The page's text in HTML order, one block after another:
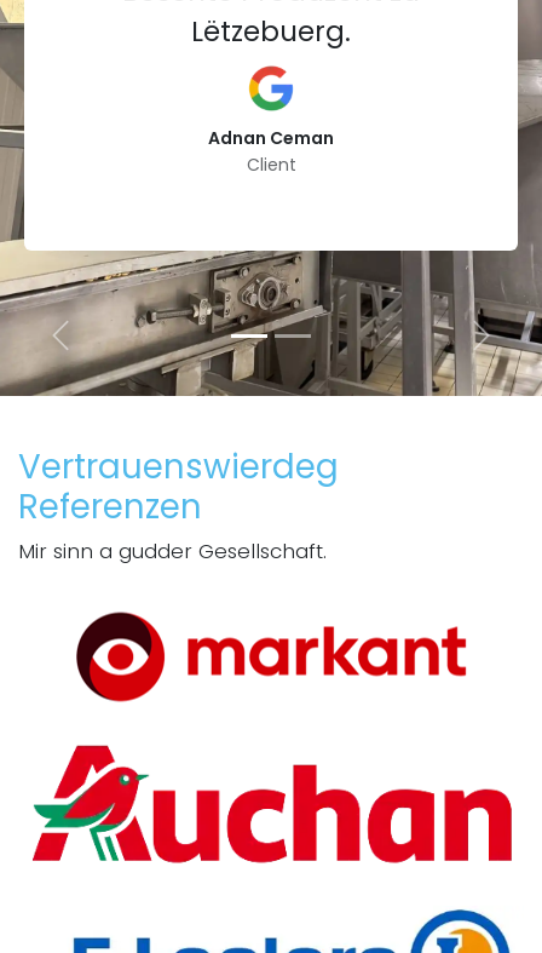
Lëtzebuerg.
Adnan Ceman
Client
Previous Next
Vertrauenswierdeg
Referenzen
Mir sinn a gudder Gesellschaft.